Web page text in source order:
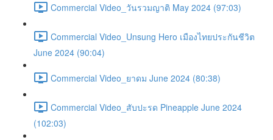
Commercial Video_วันรวมญาติ May 2024 (97:03)
Commercial Video_Unsung Hero เมืองไทยประกันชีวิต
June 2024 (90:04)
Commercial Video_ยาดม June 2024 (80:38)
Commercial Video_สับปะรด Pineapple June 2024
(102:03)